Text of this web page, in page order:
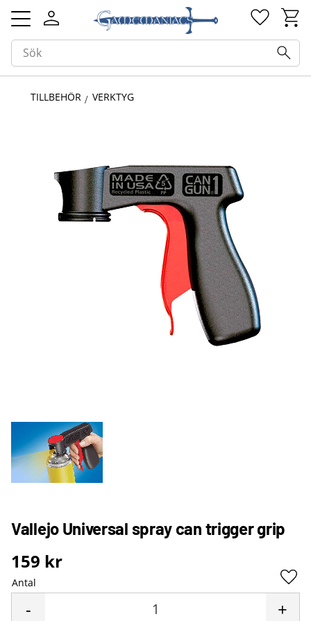
Meny
TILLBEHÖR VERKTYG
Vallejo Universal spray can trigger grip
159 kr
Antal
+
-